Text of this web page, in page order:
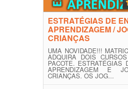
ESTRATÉGIAS DE
APRENDIZAGEM /
CRIANÇAS
UMA NOVIDADE!!!
ADQUIRA DOIS
PACOTE. ESTRATÉGIAS
APRENDIZAGEM E
CRIANÇAS. OS JOG...